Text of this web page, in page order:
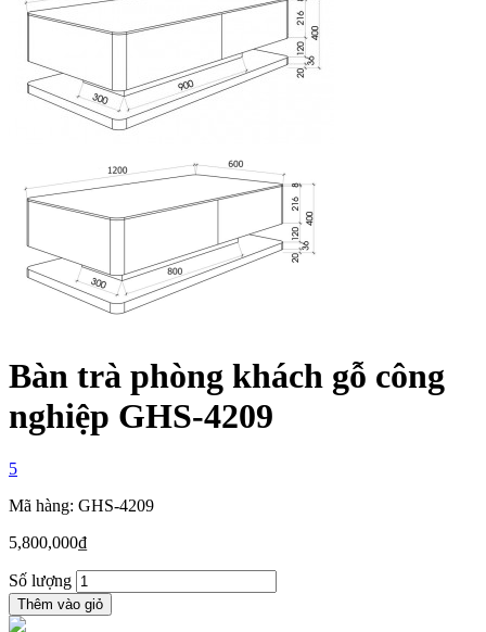
Bàn trà phòng khách gỗ công
nghiệp GHS-4209
5
Mã hàng: GHS-4209
5,800,000₫
Số lượng
Thêm vào giỏ